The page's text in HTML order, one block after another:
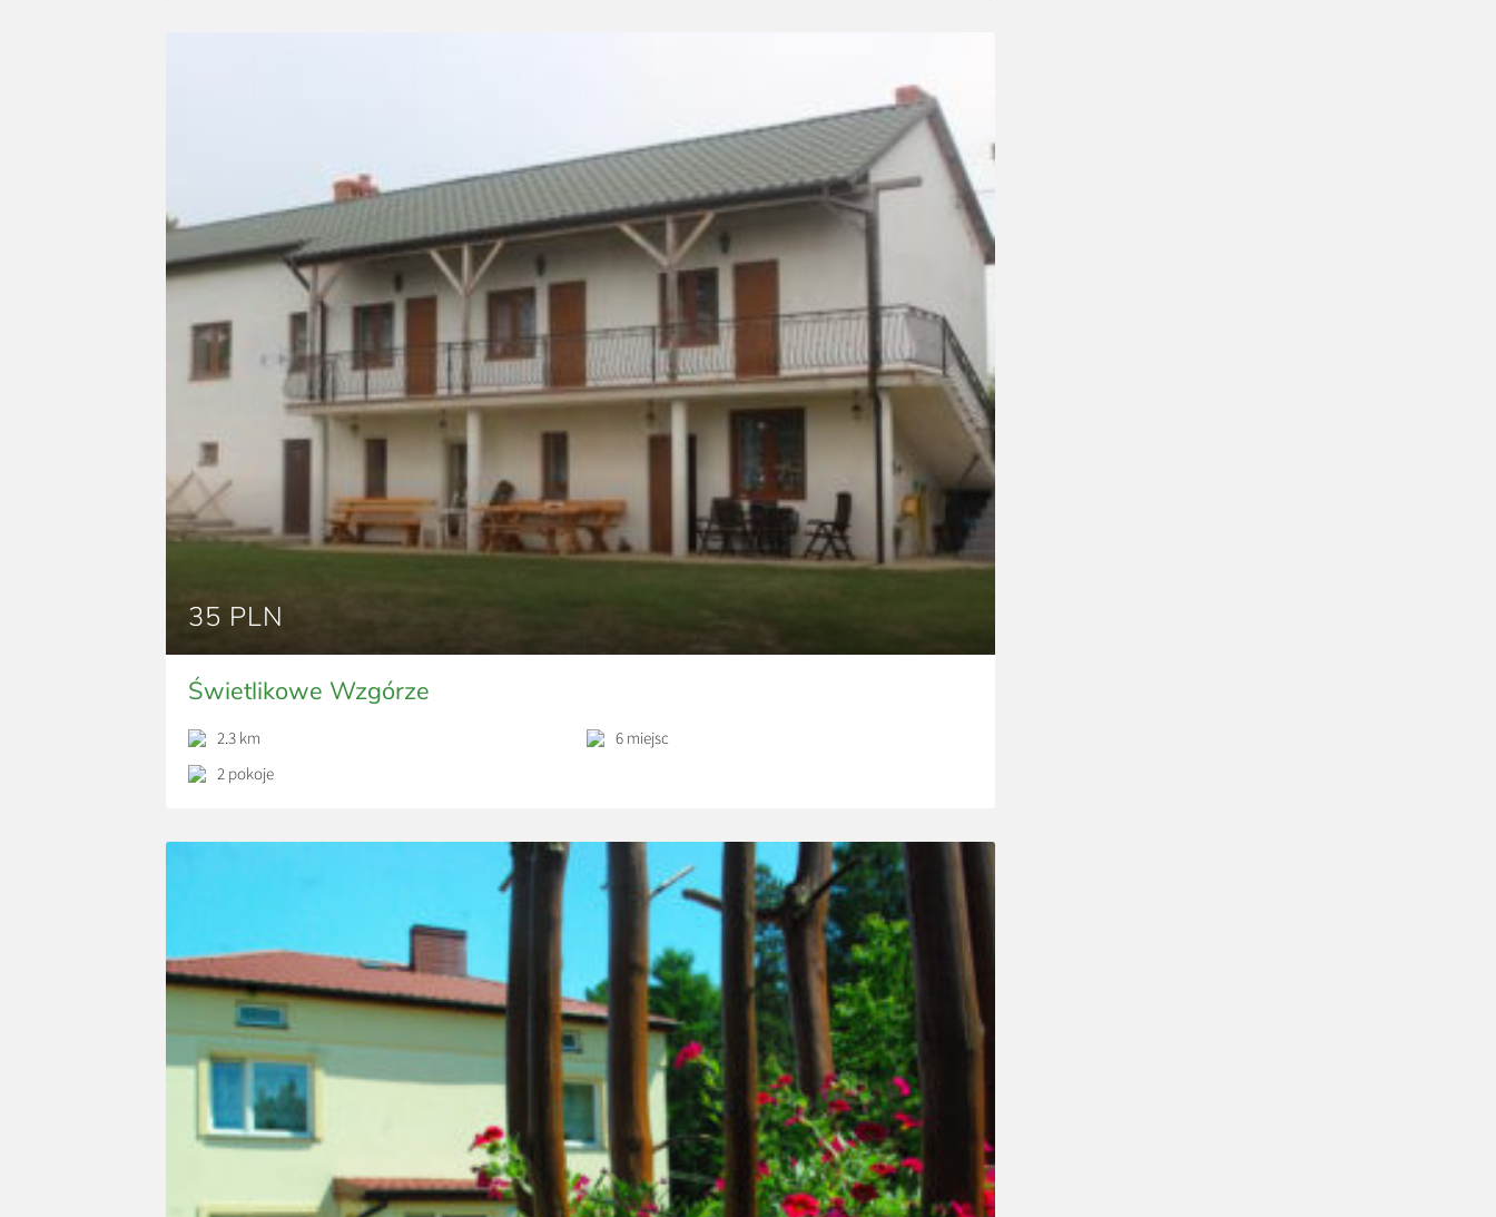
35 PLN
Świetlikowe Wzgórze
2.3 km
6 miejsc
2 pokoje